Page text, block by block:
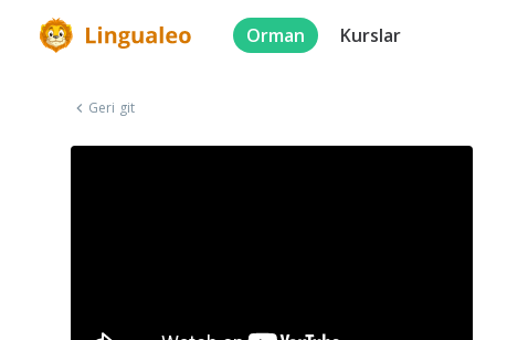
Orman Kurslar
Geri git